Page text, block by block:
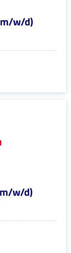
w/d)
w/d)